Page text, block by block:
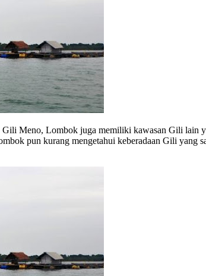
Meno, Lombok juga memiliki kawasan Gili lain
pun kurang mengetahui keberadaan Gili yang